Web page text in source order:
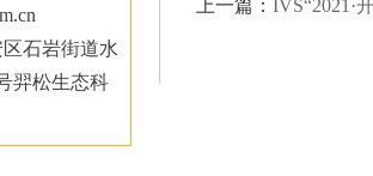
石岩街道水
羿松生态科
上一篇： IVS“2021·